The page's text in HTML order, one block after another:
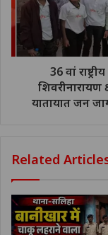
36 वां
शिवरीनारायण
यातायात जन
Related